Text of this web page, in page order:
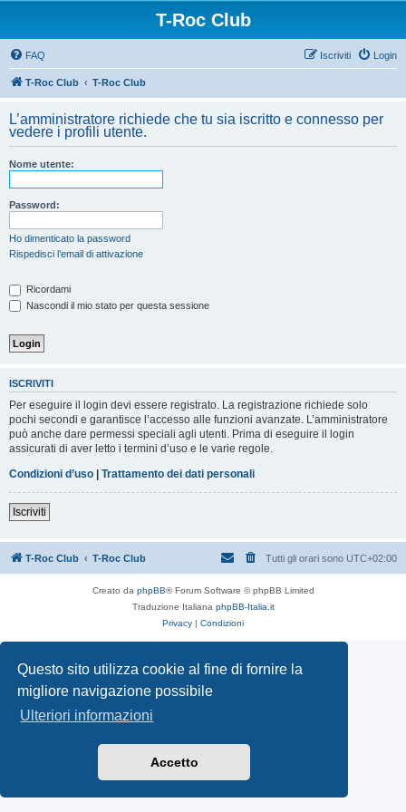
Questo sito utilizza cookie al fine di fornire la
migliore navigazione possibile
Ulteriori informazioni
Accetto
T-Roc Club
FAQ Login
Iscriviti
T-Roc Club T-Roc Club
L’amministratore richiede che tu sia iscritto e connesso per
vedere i profili utente.
Nome utente:
Password:
Ho dimenticato la password
Rispedisci l’email di attivazione
Ricordami
Nascondi il mio stato per questa sessione
ISCRIVITI
Per eseguire il login devi essere registrato. La registrazione richiede solo
pochi secondi e garantisce l’accesso alle funzioni avanzate. L’amministratore
può anche dare permessi speciali agli utenti. Prima di eseguire il login
assicurati di aver letto i termini d’uso e le varie regole.
Condizioni d’uso | Trattamento dei dati personali
Iscriviti
T-Roc Club T-Roc Club Tutti gli orari sono UTC+02:00
Creato da phpBB® Forum Software © phpBB Limited
Traduzione Italiana phpBB-Italia.it
Privacy | Condizioni